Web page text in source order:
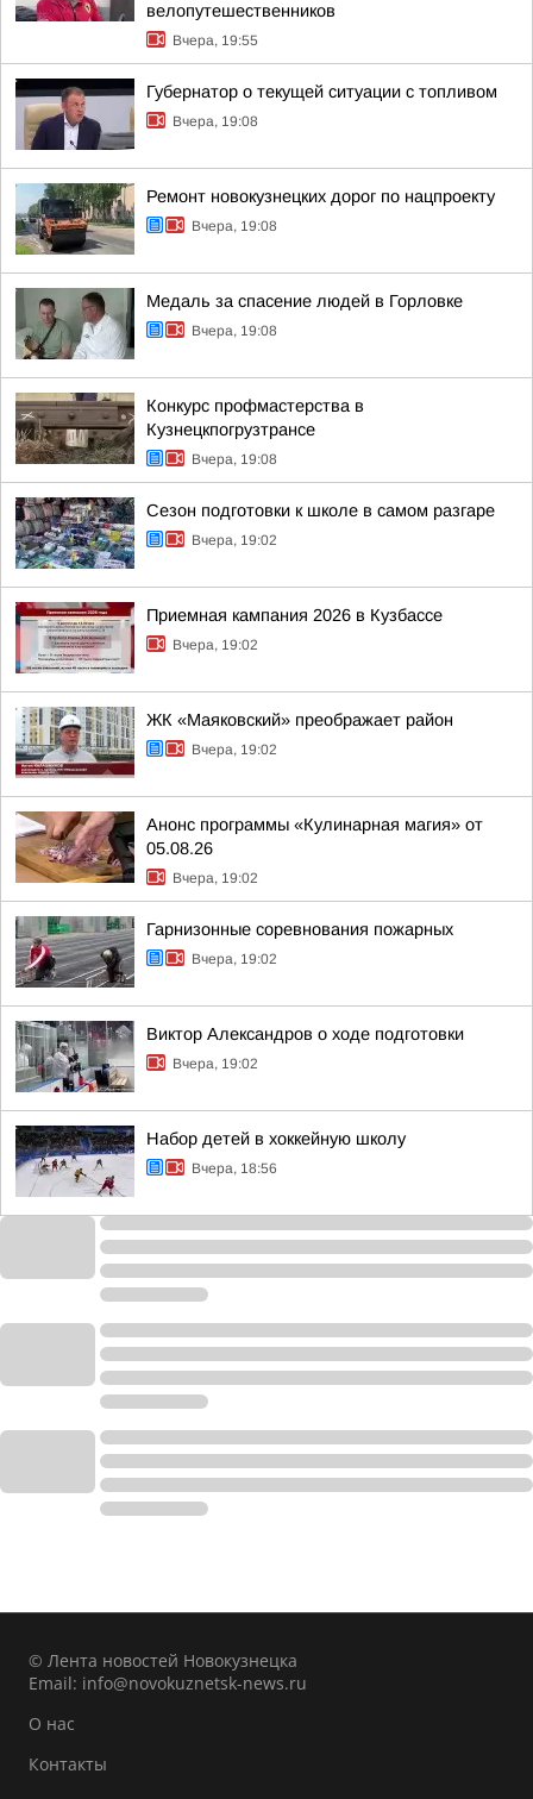
велопутешественников
Вчера, 19:55
Губернатор о текущей ситуации с топливом
Вчера, 19:08
Ремонт новокузнецких дорог по нацпроекту
Вчера, 19:08
Медаль за спасение людей в Горловке
Вчера, 19:08
Конкурс профмастерства в
Кузнецкпогрузтрансе
Вчера, 19:08
Сезон подготовки к школе в самом разгаре
Вчера, 19:02
Приемная кампания 2026 в Кузбассе
Вчера, 19:02
ЖК «Маяковский» преображает район
Вчера, 19:02
Анонс программы «Кулинарная магия» от
05.08.26
Вчера, 19:02
Гарнизонные соревнования пожарных
Вчера, 19:02
Виктор Александров о ходе подготовки
Вчера, 19:02
Набор детей в хоккейную школу
Вчера, 18:56
© Лента новостей Новокузнецка
Email: info@novokuznetsk-news.ru
О нас
Контакты